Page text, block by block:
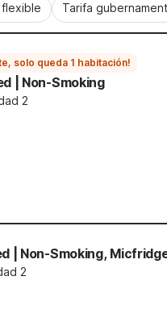
Tarifa
solo queda 1 habitación!
| Non-Smoking
2
| Non-Smoking,
2